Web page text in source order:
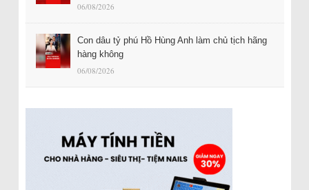
06/08/2026
Con dâu tỷ phú Hồ Hùng Anh làm chủ tịch hãng
hàng không
06/08/2026